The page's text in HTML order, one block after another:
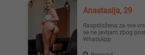
Anastasija, 29
Raspoložena za sve vrste druženja, ako
se ne javljam zbog
WhatsApp